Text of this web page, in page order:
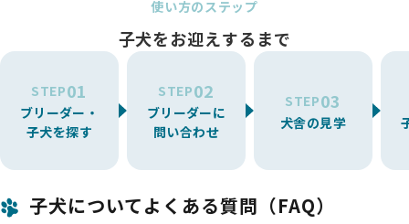
使い方のステップ
子犬をお迎えするまで
STEP01
ブリーダー・
子犬を探す
STEP02
ブリーダーに
問い合わせ
STEP03
犬舎の見学
子犬についてよくある質問（FAQ）